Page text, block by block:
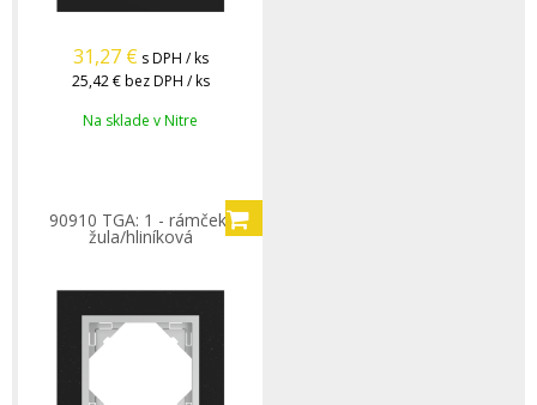
31,27 € s DPH / ks
25,42 € bez DPH / ks
Na sklade v Nitre
90910 TGA: 1 - rámček,
žula/hliníková